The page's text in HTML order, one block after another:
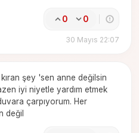
0 0
30 Mayıs 22:07
şey 'sen anne değilsin
iyi niyetle yardım etmek
çarpıyorum. Her
değil